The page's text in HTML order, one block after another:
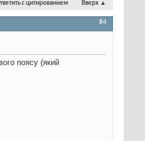
с цитированием Вверх ▲
#4
поясу (який